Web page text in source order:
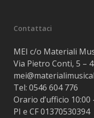
Contattaci
MEI c/o Materiali
Via Pietro Conti, 5 –
Tel: 0546 604 776
Orario d’ufficio 10:00
PI e CF 01370530394